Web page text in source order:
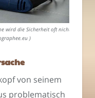
wird die Sicherheit oft nicht
)
von seinem
problematisch